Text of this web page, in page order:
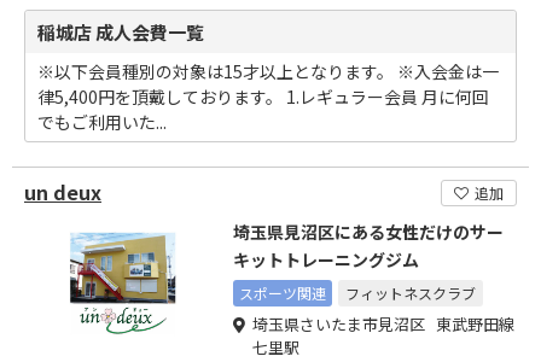
稲城店 成人会費一覧
※以下会員種別の対象は15才以上となります。 ※入会金は一
律5,400円を頂戴しております。 1.レギュラー会員 月に何回
でもご利用いた...
un deux 追加
埼玉県見沼区にある女性だけのサー
キットトレーニングジム
スポーツ関連 フィットネスクラブ
埼玉県さいたま市見沼区 東武野田線
七里駅